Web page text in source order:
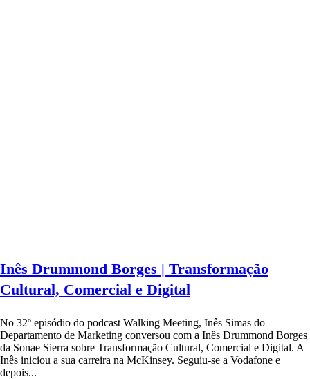
Inês Drummond Borges | Transformação
Cultural, Comercial e Digital
No 32º episódio do podcast Walking Meeting, Inês Simas do
Departamento de Marketing conversou com a Inês Drummond Borges
da Sonae Sierra sobre Transformação Cultural, Comercial e Digital. A
Inês iniciou a sua carreira na McKinsey. Seguiu-se a Vodafone e
depois...